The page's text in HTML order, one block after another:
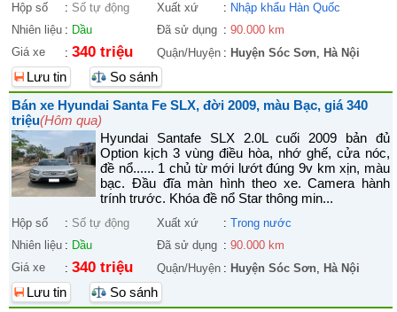
Hộp số : Số tự động Xuất xứ : Nhập khẩu Hàn Quốc
Nhiên liệu : Dầu Đã sử dụng : 90.000 km
Giá xe
: 340 triệu Quận/Huyện : Huyện Sóc Sơn, Hà Nội
Lưu tin
So sánh
Bán xe Hyundai Santa Fe SLX, đời 2009, màu Bạc, giá 340
triệu(Hôm qua)
Hyundai Santafe SLX 2.0L cuối 2009 bản đủ
Option kịch 3 vùng điều hòa, nhớ ghế, cửa nóc,
đề nổ...... 1 chủ từ mới lướt đúng 9v km xịn, màu
bạc. Đầu đĩa màn hình theo xe. Camera hành
trính trước. Khóa đề nổ Star thông min...
Hộp số : Số tự động Xuất xứ : Trong nước
Nhiên liệu : Dầu Đã sử dụng : 90.000 km
Giá xe
: 340 triệu Quận/Huyện : Huyện Sóc Sơn, Hà Nội
Lưu tin
So sánh